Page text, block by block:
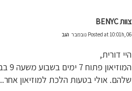
צוות BENYC
Posted at 10:01h, 06 נובמבר הגב
היי דורית,
שלהם. אולי בטעות הלכת למוזיאון אחר..